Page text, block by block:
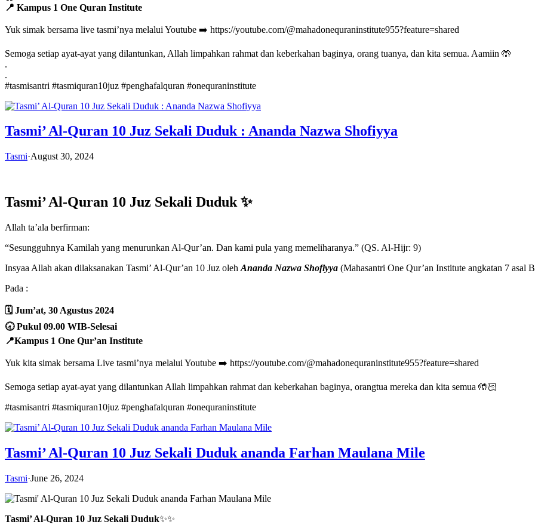
📍 Kampus 1 One Quran Institute
Yuk simak bersama live tasmi’nya melalui Youtube ➡️ https://youtube.com/@mahadonequraninstitute955?feature=shared
Semoga setiap ayat-ayat yang dilantunkan, Allah limpahkan rahmat dan keberkahan baginya, orang tuanya, dan kita semua. Aamiin 🤲
.
.
#tasmisantri #tasmiquran10juz #penghafalquran #onequraninstitute
Tasmi’ Al-Quran 10 Juz Sekali Duduk : Ananda Nazwa Shofiyya
Tasmi·August 30, 2024
Tasmi’ Al-Quran 10 Juz Sekali Duduk✨
Allah ta’ala berfirman:
“Sesungguhnya Kamilah yang menurunkan Al-Qur’an. Dan kami pula yang memeliharanya.” (QS. Al-Hijr: 9)
Insyaa Allah akan dilaksanakan Tasmi’ Al-Qur’an 10 Juz oleh Ananda Nazwa Shofiyya (Mahasantri One Qur’an Institute angkatan 7 asal
Pada :
🗓️ Jum’at, 30 Agustus 2024
🕣 Pukul 09.00 WIB-Selesai
📍Kampus 1 One Qur’an Institute
Yuk kita simak bersama Live tasmi’nya melalui Youtube ➡️ https://youtube.com/@mahadonequraninstitute955?feature=shared
Semoga setiap ayat-ayat yang dilantunkan Allah limpahkan rahmat dan keberkahan baginya, orangtua mereka dan kita semua 🤲🏻
#tasmisantri #tasmiquran10juz #penghafalquran #onequraninstitute
Tasmi’ Al-Quran 10 Juz Sekali Duduk ananda Farhan Maulana Mile
Tasmi·June 26, 2024
Tasmi’ Al-Quran 10 Juz Sekali Duduk✨✨